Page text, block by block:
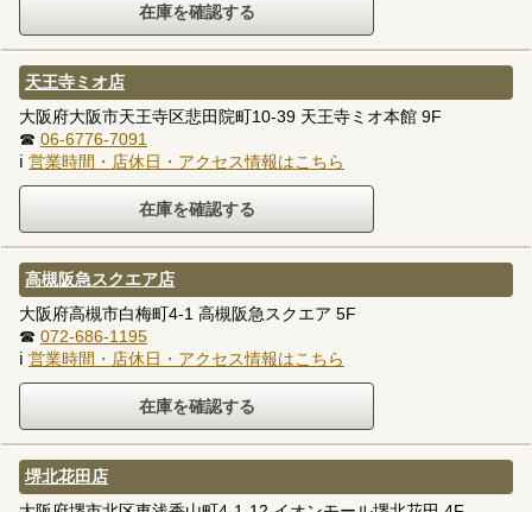
天王寺ミオ店
大阪府大阪市天王寺区悲田院町10-39 天王寺ミオ本館 9F
☎ 06-6776-7091
ℹ 営業時間・店休日・アクセス情報はこちら
高槻阪急スクエア店
大阪府高槻市白梅町4-1 高槻阪急スクエア 5F
☎ 072-686-1195
ℹ 営業時間・店休日・アクセス情報はこちら
堺北花田店